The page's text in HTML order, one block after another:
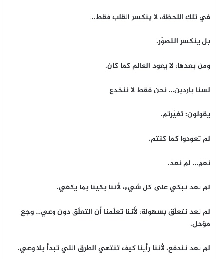
في تلك اللحظة، لا ينكسر القلب فقط…
بل ينكسر التصوّر.
ومن بعدها، لا يعود العالم كما كان.
لسنا باردين… نحن فقط لا ننخدع
يقولون: تغيّرتم.
لم تعودوا كما كنتم.
نعم… لم نعد.
لم نعد نبكي على كل شيء، لأننا بكينا بما يكفي.
لم نعد نتعلّق بسهولة، لأننا تعلّمنا أن التعلّق دون وعي… وجع
مؤجل.
لم نعد نندفع، لأننا رأينا كيف تنتهي الطرق التي تبدأ بلا وعي.